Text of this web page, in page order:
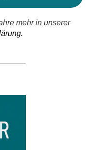
mehr in unserer